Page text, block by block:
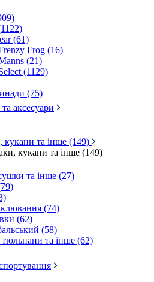
(61)
Frog (16)
(21)
(1129)
(75)
аксесуари
кукани та інше (149)
кукани та інше (149)
та інше (27)
клювання (74)
(62)
(58)
тюльпани та інше (62)